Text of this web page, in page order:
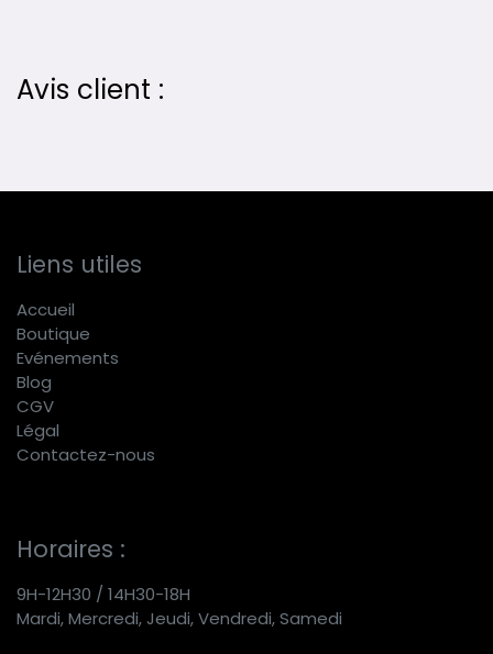
Avis client :
Liens utiles
Accueil
Boutique
Evénements
Blog
CGV
Légal
Contactez-nous
Horaires :
9H-12H30 / 14H30-18H
Mardi, Mercredi, Jeudi, Vendredi, Samedi